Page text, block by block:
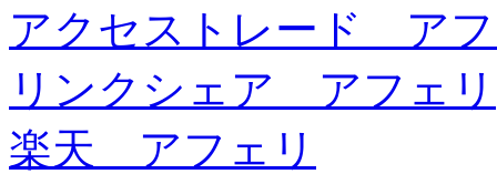
アクセストレード ア
リンクシェア アフェリ
楽天 アフェリ